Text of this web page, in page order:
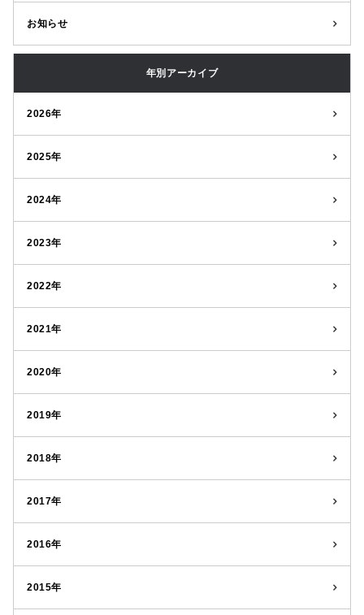
お知らせ
年別アーカイブ
2026年
2025年
2024年
2023年
2022年
2021年
2020年
2019年
2018年
2017年
2016年
2015年